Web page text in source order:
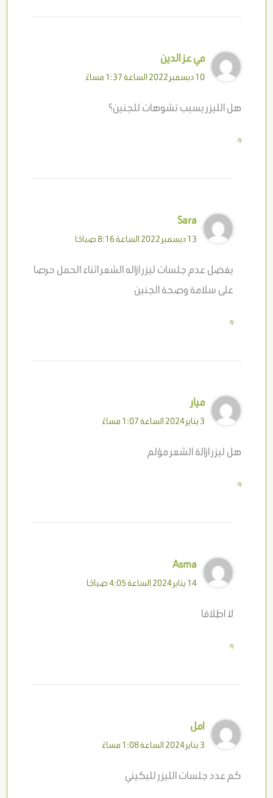
مي عز الدين
10 ديسمبر 2022 الساعة 1:37 مساءً
هل الليزر يسبب تشوهات للجنين؟
رد
Sara
13 ديسمبر 2022 الساعة 8:16 صباحًا
يفضل عدم جلسات ليزر ازاله الشعر اثناء الحمل حرصا
على سلامة وصحة الجنين
رد
ميار
3 يناير 2024 الساعة 1:07 مساءً
هل ليزر ازالة الشعر مؤلم
رد
Asma
14 يناير 2024 الساعة 4:05 صباحًا
لا اطلاقا
رد
امل
3 يناير 2024 الساعة 1:08 مساءً
كم عدد جلسات الليزر للبكيني